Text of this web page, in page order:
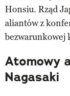
Honsiu. Rząd
aliantów z
bezwarunkowej
Atomowy
Nagasaki